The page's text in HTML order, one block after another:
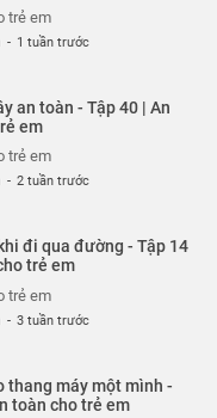
trẻ em
cho trẻ em
trẻ em
trẻ em
trẻ em
- 1 tuần trước
an toàn - Tập 40 | An
em
trẻ em
- 2 tuần trước
đi qua đường - Tập 14
trẻ em
trẻ em
- 3 tuần trước
thang máy một mình -
toàn cho trẻ em